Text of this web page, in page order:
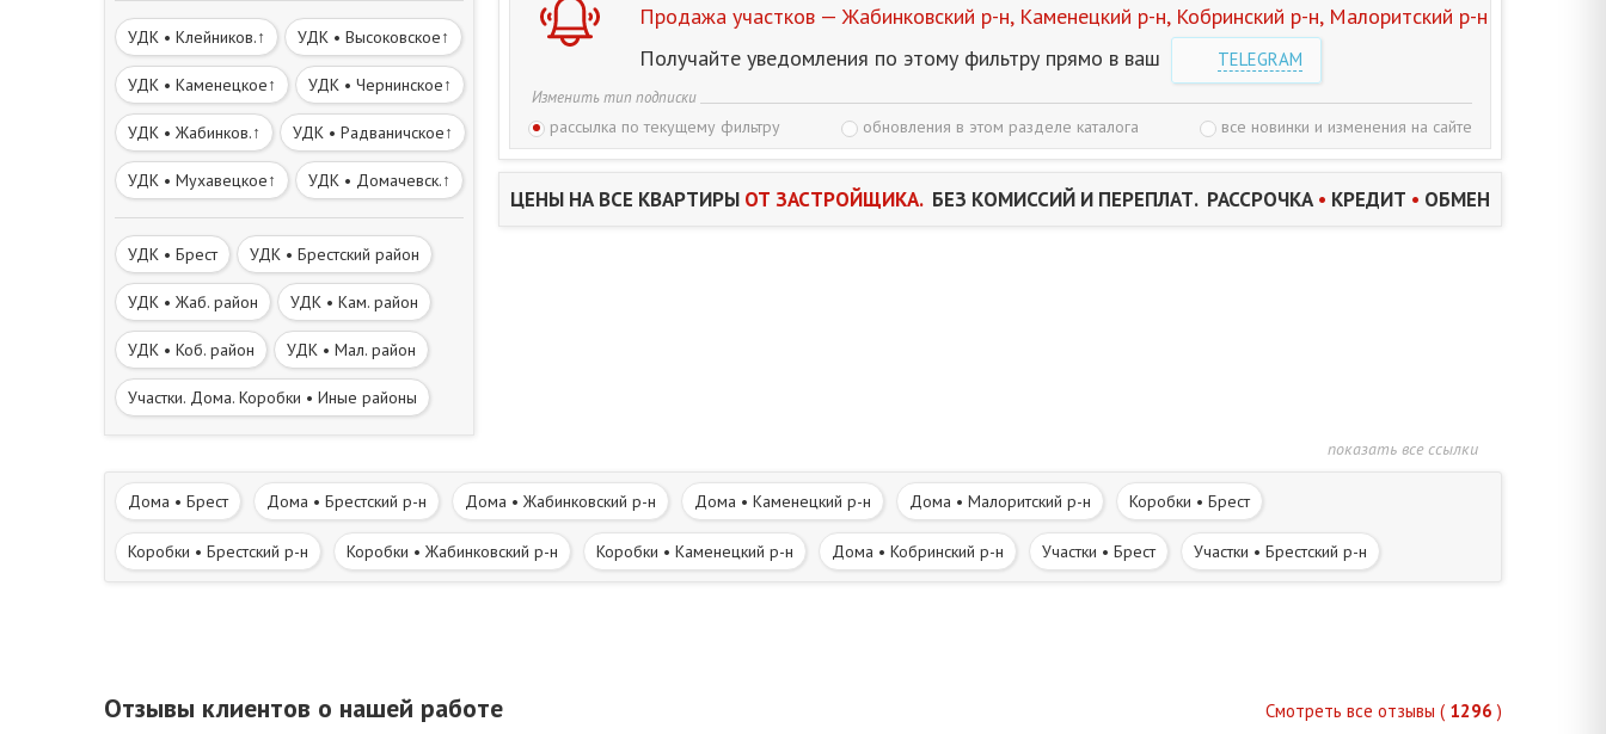
УДК • Клейников.↑ УДК • Высоковское↑
УДК • Каменецкое↑ УДК • Чернинское↑
УДК • Жабинков.↑ УДК • Радваничское↑
УДК • Мухавецкое↑ УДК • Домачевск.↑
УДК • Брест УДК • Брестский район
УДК • Жаб. район УДК • Кам. район
УДК • Коб. район УДК • Мал. район
Участки. Дома. Коробки • Иные районы
Продажа участков — Жабинковский р-н, Каменецкий р-н, Кобринский р-н, Малоритский р-н
Получайте уведомления по этому фильтру прямо в ваш
TELEGRAM
Изменить тип подписки
рассылка по текущему фильтру обновления в этом разделе каталога все новинки и изменения на сайте
ЦЕНЫ НА ВСЕ КВАРТИРЫ ОТ ЗАСТРОЙЩИКА.БЕЗ КОМИССИЙ И ПЕРЕПЛАТ. РАССРОЧКА • КРЕДИТ • ОБМЕН
показать все ссылки
Дома • Брест Дома • Брестский р-н Дома • Жабинковский р-н Дома • Каменецкий р-н Дома • Малоритский р-н Коробки • Брест
Коробки • Брестский р-н Коробки • Жабинковский р-н Коробки • Каменецкий р-н Дома • Кобринский р-н Участки • Брест Участки • Брестский р-н
Отзывы клиентов о нашей работе Смотреть все отзывы ( 1296 )